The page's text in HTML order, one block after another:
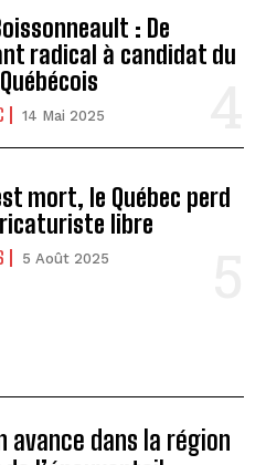
: De
radical à candidat du
14 Mai 2025
mort, le Québec perd
libre
5 Août 2025
avance dans la région